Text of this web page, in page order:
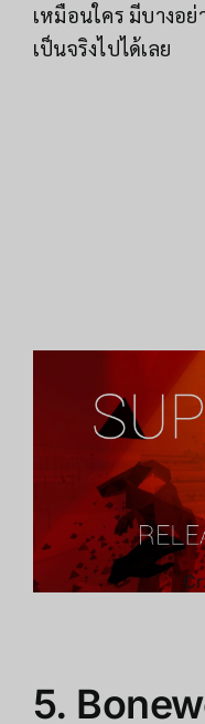
เหมือนใคร มีบางอ
เป็นจริงไปได้เลย
5.